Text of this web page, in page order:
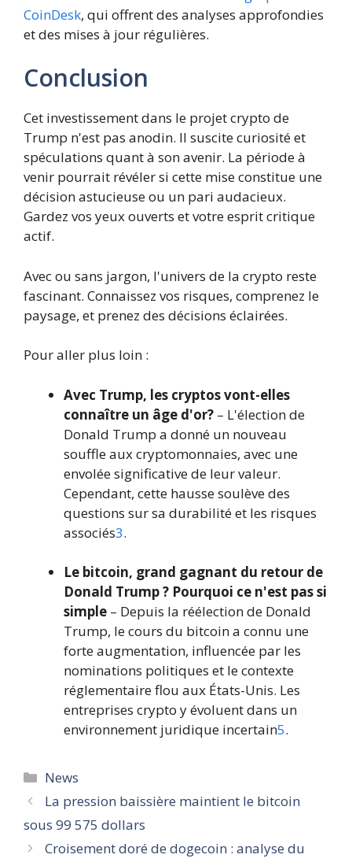
CoinDesk, qui offrent des analyses approfondies
et des mises à jour régulières.
Conclusion
Cet investissement dans le projet crypto de
Trump n'est pas anodin. Il suscite curiosité et
spéculations quant à son avenir. La période à
venir pourrait révéler si cette mise constitue une
décision astucieuse ou un pari audacieux.
Gardez vos yeux ouverts et votre esprit critique
actif.
Avec ou sans jargon, l'univers de la crypto reste
fascinant. Connaissez vos risques, comprenez le
paysage, et prenez des décisions éclairées.
Pour aller plus loin :
Avec Trump, les cryptos vont-elles
connaître un âge d'or? – L'élection de
Donald Trump a donné un nouveau
souffle aux cryptomonnaies, avec une
envolée significative de leur valeur.
Cependant, cette hausse soulève des
questions sur sa durabilité et les risques
associés3.
Le bitcoin, grand gagnant du retour de
Donald Trump ? Pourquoi ce n'est pas si
simple – Depuis la réélection de Donald
Trump, le cours du bitcoin a connu une
forte augmentation, influencée par les
nominations politiques et le contexte
réglementaire flou aux États-Unis. Les
entreprises crypto y évoluent dans un
environnement juridique incertain5.
Catégories
News
La pression baissière maintient le bitcoin
sous 99 575 dollars
Croisement doré de dogecoin : analyse du